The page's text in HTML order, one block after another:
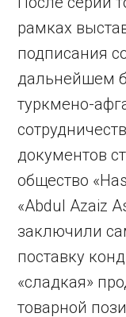
рамках
подписания
дальнейшем
туркмено-
документов
общество
«Abdul Azaiz
заключили
поставку
«сладкая»
товарной